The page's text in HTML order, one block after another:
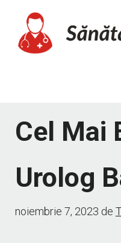
conținut
Cel Mai
Urolog
noiembrie 7, 2023 de